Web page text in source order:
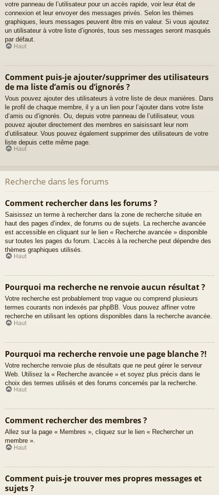
votre panneau de l’utilisateur pour un accès rapide, voir leur état de
connexion et leur envoyer des messages privés. Selon les thèmes
graphiques, leurs messages peuvent être mis en valeur. Si vous ajoutez
un utilisateur à votre liste d’ignorés, tous ses messages seront masqués
par défaut.
Haut
Comment puis-je ajouter/supprimer des utilisateurs
de ma liste d’amis ou d’ignorés ?
Vous pouvez ajouter des utilisateurs à votre liste de deux manières. Dans
le profil de chaque membre, il y a un lien pour l’ajouter dans votre liste
d’amis ou d’ignorés. Ou, depuis votre panneau de l’utilisateur, vous
pouvez ajouter directement des membres en saisissant leur nom
d’utilisateur. Vous pouvez également supprimer des utilisateurs de votre
liste depuis cette même page.
Haut
Recherche dans les forums
Comment rechercher dans les forums ?
Saisissez un terme à rechercher dans la zone de recherche située en
haut des pages d’index, de forums ou de sujets. La recherche avancée
est accessible en cliquant sur le lien « Recherche avancée » disponible
sur toutes les pages du forum. L’accès à la recherche peut dépendre des
thèmes graphiques utilisés.
Haut
Pourquoi ma recherche ne renvoie aucun résultat ?
Votre recherche est probablement trop vague ou comprend plusieurs
termes courants non indexés par phpBB. Vous pouvez affiner votre
recherche en utilisant les options disponibles dans la recherche avancée.
Haut
Pourquoi ma recherche renvoie une page blanche ?!
Votre recherche renvoie plus de résultats que ne peut gérer le serveur
Web. Utilisez la « Recherche avancée » et soyez plus précis dans le
choix des termes utilisés et des forums concernés par la recherche.
Haut
Comment rechercher des membres ?
Allez sur la page « Membres », cliquez sur le lien « Rechercher un
membre ».
Haut
Comment puis-je trouver mes propres messages et
sujets ?